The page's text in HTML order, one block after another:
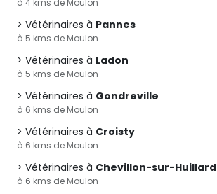
à 4 kms de Moulon
Vétérinaires à Pannes
à 5 kms de Moulon
Vétérinaires à Ladon
à 5 kms de Moulon
Vétérinaires à Gondreville
à 6 kms de Moulon
Vétérinaires à Croisty
à 6 kms de Moulon
Vétérinaires à Chevillon-sur-Huillard
à 6 kms de Moulon